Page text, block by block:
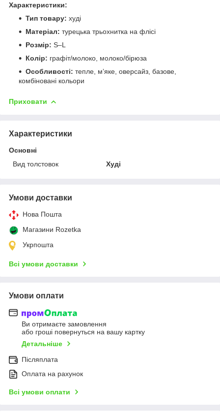
Характеристики:
Тип товару: худі
Матеріал: турецька трьохнитка на флісі
Розмір: S–L
Колір: графіт/молоко, молоко/бірюза
Особливості: тепле, мʼяке, оверсайз, базове,
комбіновані кольори
Приховати
Характеристики
Основні
Вид толстовок
Худі
Умови доставки
Нова Пошта
Магазини Rozetka
Укрпошта
Всі умови доставки
Умови оплати
Ви отримаєте замовлення
або гроші повернуться на вашу картку
Детальніше
Післяплата
Оплата на рахунок
Всі умови оплати